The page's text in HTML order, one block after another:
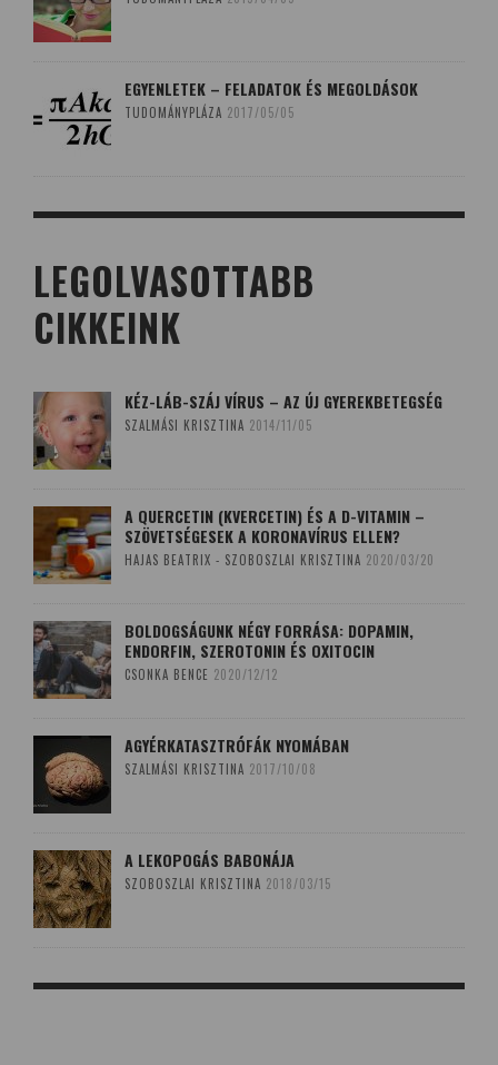
EGYENLETEK – FELADATOK ÉS MEGOLDÁSOK
TUDOMÁNYPLÁZA 2017/05/05
LEGOLVASOTTABB
CIKKEINK
KÉZ-LÁB-SZÁJ VÍRUS – AZ ÚJ GYEREKBETEGSÉG
SZALMÁSI KRISZTINA 2014/11/05
A QUERCETIN (KVERCETIN) ÉS A D-VITAMIN –
SZÖVETSÉGESEK A KORONAVÍRUS ELLEN?
HAJAS BEATRIX - SZOBOSZLAI KRISZTINA 2020/03/20
BOLDOGSÁGUNK NÉGY FORRÁSA: DOPAMIN,
ENDORFIN, SZEROTONIN ÉS OXITOCIN
CSONKA BENCE 2020/12/12
AGYÉRKATASZTRÓFÁK NYOMÁBAN
SZALMÁSI KRISZTINA 2017/10/08
A LEKOPOGÁS BABONÁJA
SZOBOSZLAI KRISZTINA 2018/03/15